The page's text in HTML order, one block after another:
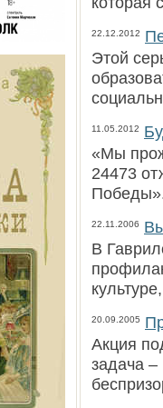
22.12.2012
Этой
11.05.2012
«Мы
24473
22.11.2006
В
20.09.2005
Акция
задача